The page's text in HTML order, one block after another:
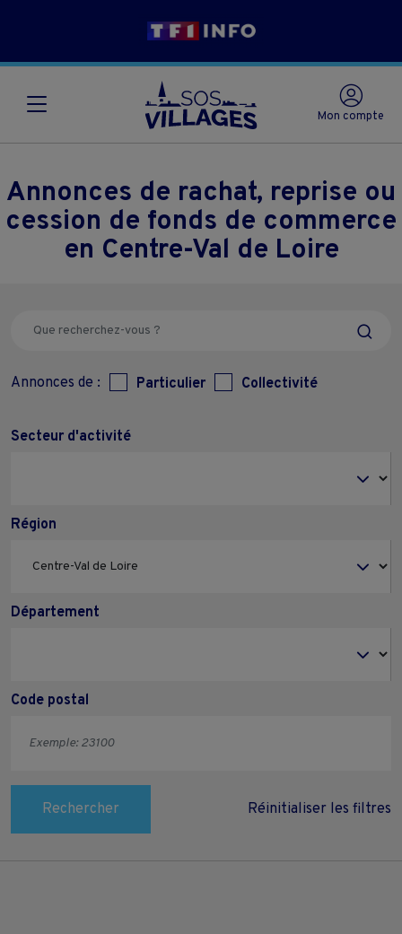
Mon compte
Annonces de rachat, reprise ou
cession de fonds de commerce
en Centre-Val de Loire
Annonces de : Particulier Collectivité
Secteur d'activité
Région
Département
Code postal
Rechercher Réinitialiser les filtres